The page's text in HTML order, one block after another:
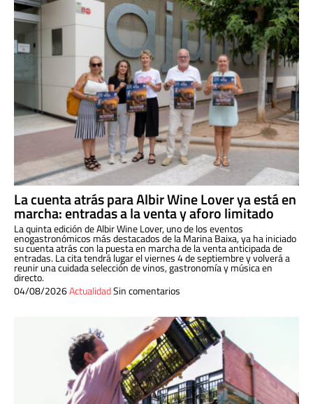
La cuenta atrás para Albir Wine Lover ya está en
marcha: entradas a la venta y aforo limitado
La quinta edición de Albir Wine Lover, uno de los eventos
enogastronómicos más destacados de la Marina Baixa, ya ha iniciado
su cuenta atrás con la puesta en marcha de la venta anticipada de
entradas. La cita tendrá lugar el viernes 4 de septiembre y volverá a
reunir una cuidada selección de vinos, gastronomía y música en
directo.
04/08/2026ActualidadSin comentarios